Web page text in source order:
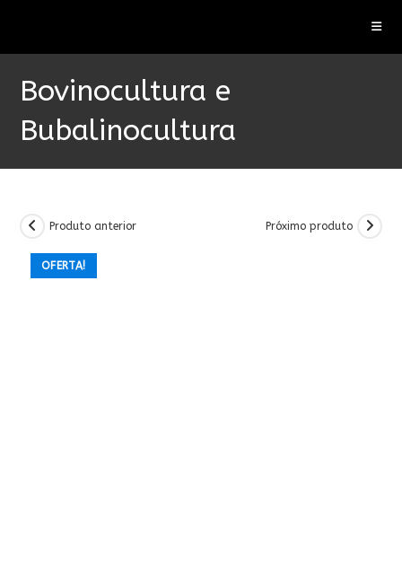
o
conteúdoBovinocultura e
Bubalinocultura
OFERTA!
Produto anterior Próximo produto